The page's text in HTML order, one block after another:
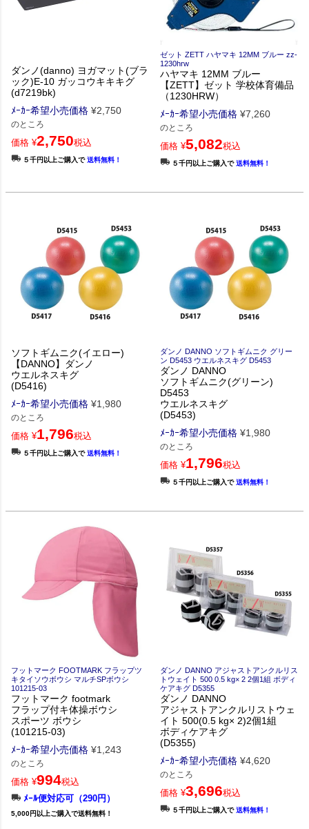
ダンノ(danno) ヨガマット(ブラ
ック)E-10 ガッコウキキキグ
(d7219bk)
ﾒｰｶｰ希望小売価格 ¥2,750
のところ
価格 ¥2,750税込
５千円以上ご購入で送料無料！
ゼット ZETT ハヤマキ 12MM ブルー zz-
1230hrw
ハヤマキ 12MM ブルー
【ZETT】ゼット 学校体育備品
（1230HRW）
ﾒｰｶｰ希望小売価格 ¥7,260
のところ
価格 ¥5,082税込
５千円以上ご購入で送料無料！
ソフトギムニク(イエロー)
【DANNO】ダンノ
ウエルネスキグ
(D5416)
ﾒｰｶｰ希望小売価格 ¥1,980
のところ
価格 ¥1,796税込
５千円以上ご購入で送料無料！
ダンノ DANNO ソフトギムニク グリー
ン D5453 ウエルネスキグ D5453
ダンノ DANNO
ソフトギムニク(グリーン)
D5453
ウエルネスキグ
(D5453)
ﾒｰｶｰ希望小売価格 ¥1,980
のところ
価格 ¥1,796税込
５千円以上ご購入で送料無料！
フットマーク FOOTMARK フラップツ
キタイソウボウシ マルチSPボウシ
101215-03
フットマーク footmark
フラップ付キ体操ボウシ
スポーツ ボウシ
(101215-03)
ﾒｰｶｰ希望小売価格 ¥1,243
のところ
価格 ¥994税込
ﾒｰﾙ便対応可（290円）
5,000円以上ご購入で送料無料！
ダンノ DANNO アジャストアンクルリス
トウェイト 500 0.5 kg× 2 2個1組 ボディ
ケアキグ D5355
ダンノ DANNO
アジャストアンクルリストウェ
イト 500(0.5 kg× 2)2個1組
ボディケアキグ
(D5355)
ﾒｰｶｰ希望小売価格 ¥4,620
のところ
価格 ¥3,696税込
５千円以上ご購入で送料無料！